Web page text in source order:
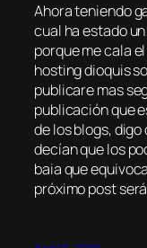
Ahora teniendo
cual ha estado
porque me cala
hosting dioquis
publicare mas
publicación que
de los blogs,
decían que los
baiaque
próximo post